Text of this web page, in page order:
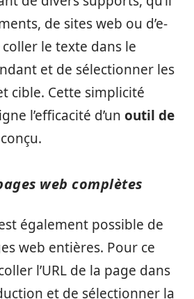
de sites web ou d’e-
le texte dans le
et de sélectionner les
cible. Cette simplicité
l’efficacité d’un outil de
web complètes
également possible de
web entières. Pour ce
l’URL de la page dans
et de sélectionner la